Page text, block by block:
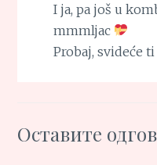
I ja, pa još u
mmmljac
Probaj, svideće ti
Оставите